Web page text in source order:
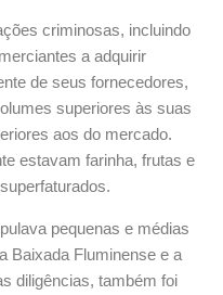
criminosas, incluindo
a adquirir
de seus fornecedores,
superiores às suas
aos do mercado.
estavam farinha, frutas e
pequenas e médias
Baixada Fluminense e a
diligências, também foi